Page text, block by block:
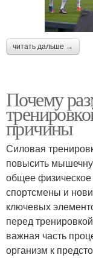
читать дальше →
Почему
причины
Силовая
повысить
общее
спортсмены и
ключевых
перед
важная часть
организм к